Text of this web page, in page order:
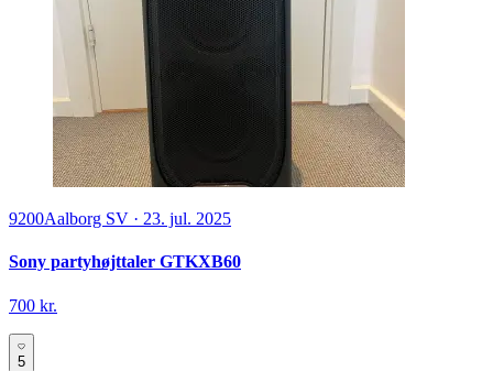
9200Aalborg SV · 23. jul. 2025
Sony partyhøjttaler GTKXB60
700 kr.
5